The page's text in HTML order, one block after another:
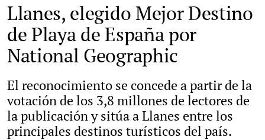
Llanes, elegido Mejor Destino
de Playa de España por
National Geographic
El reconocimiento se concede a partir de la
votación de los 3,8 millones de lectores de
la publicación y sitúa a Llanes entre los
principales destinos turísticos del país.